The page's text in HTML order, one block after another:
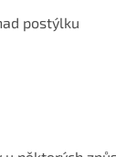
postýlku